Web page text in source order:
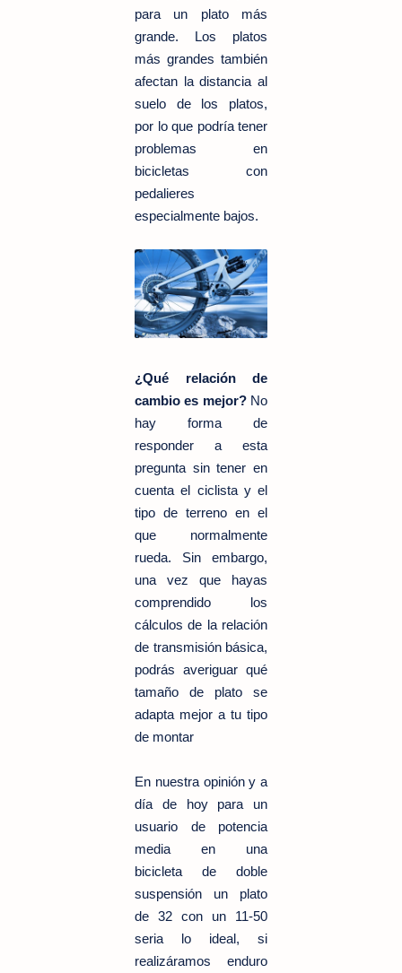
para un plato más
grande. Los platos
más grandes también
afectan la distancia al
suelo de los platos,
por lo que podría tener
problemas en
bicicletas con
pedalieres
especialmente bajos.
¿Qué relación de
cambio es mejor?No
hay forma de
responder a esta
pregunta sin tener en
cuenta el ciclista y el
tipo de terreno en el
que normalmente
rueda. Sin embargo,
una vez que hayas
comprendido los
cálculos de la relación
de transmisión básica,
podrás averiguar qué
tamaño de plato se
adapta mejor a tu tipo
de montar
En nuestra opinión y a
día de hoy para un
usuario de potencia
media en una
bicicleta de doble
suspensión un plato
de 32 con un 11-50
seria lo ideal, si
realizáramos enduro